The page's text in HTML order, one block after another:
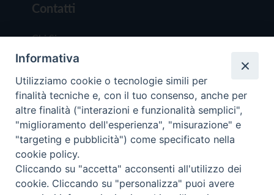
Contatti
Chi Siamo
Redazione
Scrivici
Copyright © 2019 - Tutti i diritti riservati - Vita
Trentina Editrice
Informativa
Utilizziamo cookie o tecnologie simili per
finalità tecniche e, con il tuo consenso, anche per
altre finalità ("interazioni e funzionalità semplici",
"miglioramento dell'esperienza", "misurazione" e
"targeting e pubblicità") come specificato nella
cookie policy.
Cliccando su "accetta" acconsenti all'utilizzo dei
cookie. Cliccando su "personalizza" puoi avere